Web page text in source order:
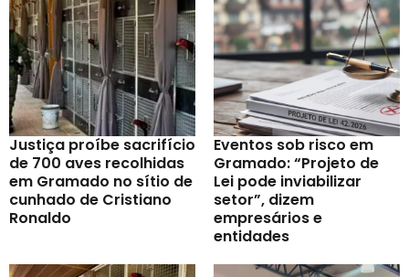
Justiça proíbe sacrifício
de 700 aves recolhidas
em Gramado no sítio de
cunhado de Cristiano
Ronaldo
Eventos sob risco em
Gramado: “Projeto de
Lei pode inviabilizar
setor”, dizem
empresários e
entidades